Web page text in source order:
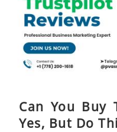
Can You Buy
Yes, But Do